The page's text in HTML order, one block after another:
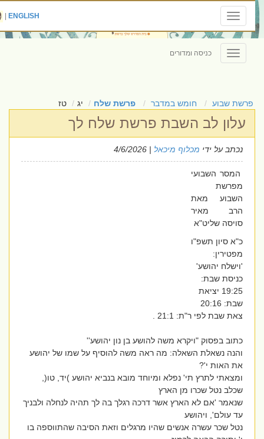
Toggle
navigation
ENGLISH
|
Toggle
navigation
כניסה ומדורים
פרשת שבוע חומש במדבר פרשת שלח יג טז
עלון לב השבת פרשת שלח לך
נכתב על ידימכלוף מיכאל| 4/6/2026
המסר השבועי
מפרשת
השבוע מאת
הרב מאיר
סויסה שליט"א
כ"א סיון תשפ"ו
מפטירין:
'וישלח יהושע'
כניסת שבת:
19:25 יציאת
שבת: 20:16
צאת שבת לפי ר"ת: 21:1 .
כתוב בפסוק "ויקרא משה להושע בן נון יהושע''
והנה נשאלת השאלה: מה ראה משה להוסיף על שמו של יהושע
את האות י'?
ומצאתי לתרץ תי' נפלא ומיוחד מובא בנביא יהושע )יד, טו(,
שכלב נטל שכרו מן הארץ
שנאמר 'אם לא הארץ אשר דרכה רגלך בה לך תהיה לנחלה ולבניך
עד עולם', ויהושע
נטל שכר עשרה אנשים שהיו מרגלים וזאת הסיבה שהתווספה בו